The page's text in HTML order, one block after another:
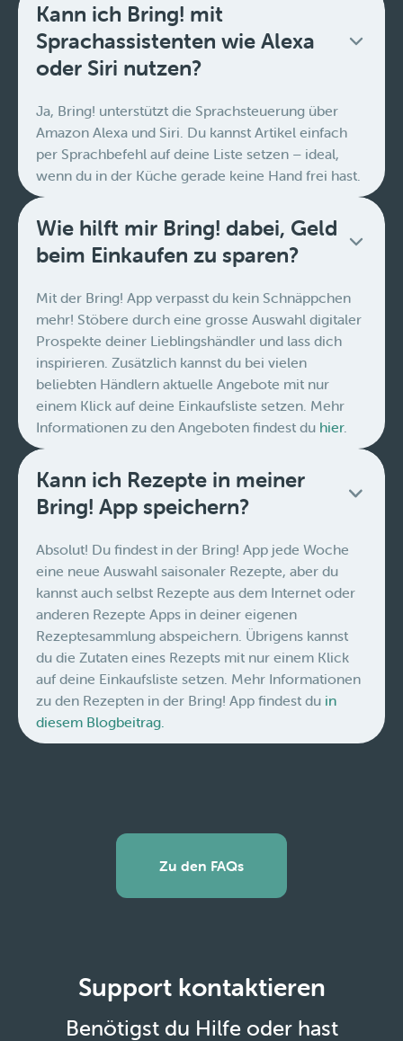
Kann ich Bring! mit
Sprachassistenten wie Alexa
oder Siri nutzen?
Ja, Bring! unterstützt die Sprachsteuerung über
Amazon Alexa und Siri. Du kannst Artikel einfach
per Sprachbefehl auf deine Liste setzen – ideal,
wenn du in der Küche gerade keine Hand frei hast.
Wie hilft mir Bring! dabei, Geld
beim Einkaufen zu sparen?
Mit der Bring! App verpasst du kein Schnäppchen
mehr! Stöbere durch eine grosse Auswahl digitaler
Prospekte deiner Lieblingshändler und lass dich
inspirieren. Zusätzlich kannst du bei vielen
beliebten Händlern aktuelle Angebote mit nur
einem Klick auf deine Einkaufsliste setzen. Mehr
Informationen zu den Angeboten findest du hier.
Kann ich Rezepte in meiner
Bring! App speichern?
Absolut! Du findest in der Bring! App jede Woche
eine neue Auswahl saisonaler Rezepte, aber du
kannst auch selbst Rezepte aus dem Internet oder
anderen Rezepte Apps in deiner eigenen
Rezeptesammlung abspeichern. Übrigens kannst
du die Zutaten eines Rezepts mit nur einem Klick
auf deine Einkaufsliste setzen. Mehr Informationen
zu den Rezepten in der Bring! App findest du in
diesem Blogbeitrag.
Zu den FAQs
Support kontaktieren
Benötigst du Hilfe oder hast